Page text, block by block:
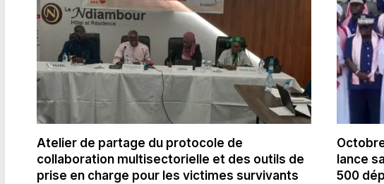
Atelier de partage du protocole de
collaboration multisectorielle et des outils de
prise en charge pour les victimes survivants
lance
500